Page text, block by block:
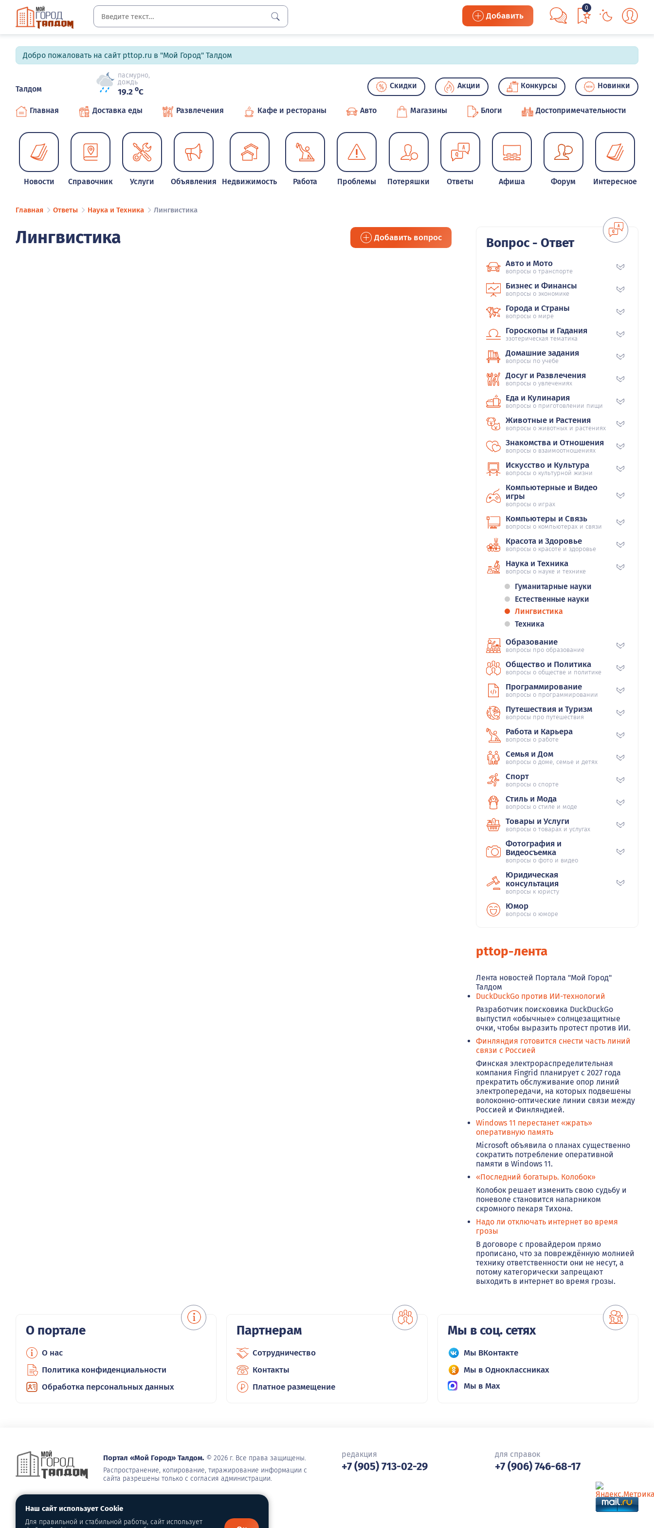
Добавить
0
Добро пожаловать на сайт pttop.ru в "Мой Город" Талдом
Талдом
пасмурно,
дождь
19.2 oC
Скидки Акции Конкурсы Новинки
Главная Доставка еды Развлечения Кафе и рестораны Авто Магазины Блоги Достопримечательности
Новости Справочник Услуги Объявления Недвижимость Работа Проблемы Потеряшки Ответы Афиша Форум Интересное
Главная Ответы Наука и Техника Лингвистика
Лингвистика Добавить вопрос Вопрос - Ответ
Авто и Мото
вопросы о транспорте
Бизнес и Финансы
вопросы о экономике
Города и Страны
вопросы о мире
Гороскопы и Гадания
эзотерическая тематика
Домашние задания
вопросы по учебе
Досуг и Развлечения
вопросы о увлечениях
Еда и Кулинария
вопросы о приготовлении пищи
Животные и Растения
вопросы о животных и растениях
Знакомства и Отношения
вопросы о взаимоотношениях
Искусство и Культура
вопросы о культурной жизни
Компьютерные и Видео
игры
вопросы о играх
Компьютеры и Связь
вопросы о компьютерах и связи
Красота и Здоровье
вопросы о красоте и здоровье
Наука и Техника
вопросы о науке и технике
Гуманитарные науки
Естественные науки
Лингвистика
Техника
Образование
вопросы про образование
Общество и Политика
вопросы о обществе и политике
Программирование
вопросы о программировании
Путешествия и Туризм
вопросы про путешествия
Работа и Карьера
вопросы о работе
Семья и Дом
вопросы о доме, семье и детях
Спорт
вопросы о спорте
Стиль и Мода
вопросы о стиле и моде
Товары и Услуги
вопросы о товарах и услугах
Фотография и
Видеосъемка
вопросы о фото и видео
Юридическая
консультация
вопросы к юристу
Юмор
вопросы о юморе
pttop-лента
Лента новостей Портала "Мой Город"
Талдом
DuckDuckGo против ИИ-технологий
Разработчик поисковика DuckDuckGo
выпустил «обычные» солнцезащитные
очки, чтобы выразить протест против ИИ.
Финляндия готовится снести часть линий
связи с Россией
Финская электрораспределительная
компания Fingrid планирует с 2027 года
прекратить обслуживание опор линий
электропередачи, на которых подвешены
волоконно-оптические линии связи между
Россией и Финляндией.
Windows 11 перестанет «жрать»
оперативную память
Microsoft объявила о планах существенно
сократить потребление оперативной
памяти в Windows 11.
«Последний богатырь. Колобок»
Колобок решает изменить свою судьбу и
поневоле становится напарником
скромного пекаря Тихона.
Надо ли отключать интернет во время
грозы
В договоре с провайдером прямо
прописано, что за повреждённую молнией
технику ответственности они не несут, а
потому категорически запрещают
выходить в интернет во время грозы.
О портале
О нас
Политика конфиденциальности
Обработка персональных данных
Партнерам
Сотрудничество
Контакты
Платное размещение
Мы в соц. сетях
Мы ВКонтакте
Мы в Одноклассниках
Мы в Max
Портал «Мой Город» Талдом. © 2026 г. Все права защищены.
Распространение, копирование, тиражирование информации с
сайта разрешены только с согласия администрации.
редакция
+7 (905) 713-02-29
для справок
+7 (906) 746-68-17
Наш сайт использует Cookie
Для правильной и стабильной работы, сайт использует